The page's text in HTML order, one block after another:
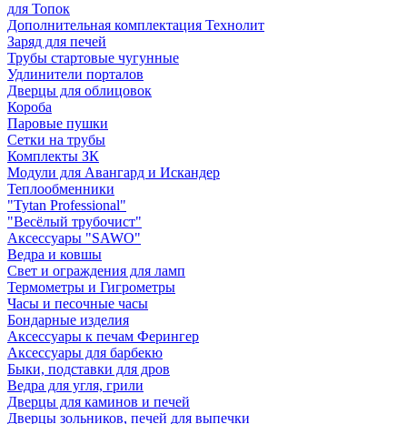
для Топок
Дополнительная комплектация Технолит
Заряд для печей
Трубы стартовые чугунные
Удлинители порталов
Дверцы для облицовок
Короба
Паровые пушки
Сетки на трубы
Комплекты ЗК
Модули для Авангард и Искандер
Теплообменники
"Tytan Professional"
"Весёлый трубочист"
Аксессуары "SAWO"
Ведра и ковшы
Свет и ограждения для ламп
Термометры и Гигрометры
Часы и песочные часы
Бондарные изделия
Аксессуары к печам Ферингер
Аксессуары для барбекю
Быки, подставки для дров
Ведра для угля, грили
Дверцы для каминов и печей
Дверцы зольников, печей для выпечки